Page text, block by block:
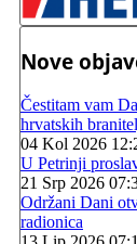
Nove
Čestitam vam
hrvatskih
04 Kol 2026
U Petrinji
21 Srp 2026
Održani Dani
radionica